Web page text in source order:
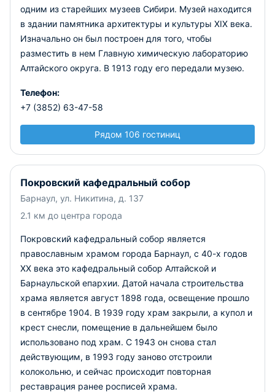
одним из старейших музеев Сибири. Музей находится
в здании памятника архитектуры и культуры XIX века.
Изначально он был построен для того, чтобы
разместить в нем Главную химическую лабораторию
Алтайского округа. В 1913 году его передали музею.
Телефон:
+7 (3852) 63-47-58
Рядом 106 гостиниц
Покровский кафедральный собор
Барнаул, ул. Никитина, д. 137
2.1 км до центра города
Покровский кафедральный собор является
православным храмом города Барнаул, с 40-х годов
XX века это кафедральный собор Алтайской и
Барнаульской епархии. Датой начала строительства
храма является август 1898 года, освещение прошло
в сентябре 1904. В 1939 году храм закрыли, а купол и
крест снесли, помещение в дальнейшем было
использовано под храм. С 1943 он снова стал
действующим, в 1993 году заново отстроили
колокольню, и сейчас происходит повторная
реставрация ранее росписей храма.